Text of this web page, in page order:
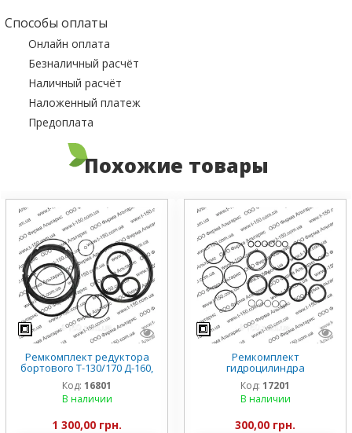
Способы оплаты
Онлайн оплата
Безналичный расчёт
Наличный расчёт
Наложенный платеж
Предоплата
Похожие товары
Ремкомплект редуктора
бортового Т-130/170 Д-160,
премиум, полный
Код: 16801
В наличии
1 300,00 грн.
Ремкомплект
гидроцилиндра
гидромолота ГМП-120,
Бородянка
Код: 17201
В наличии
300,00 грн.